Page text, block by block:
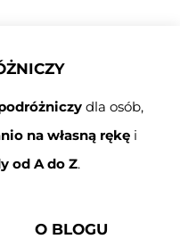
dla osób,
na własną rękęi
od A do Z.
O BLOGU